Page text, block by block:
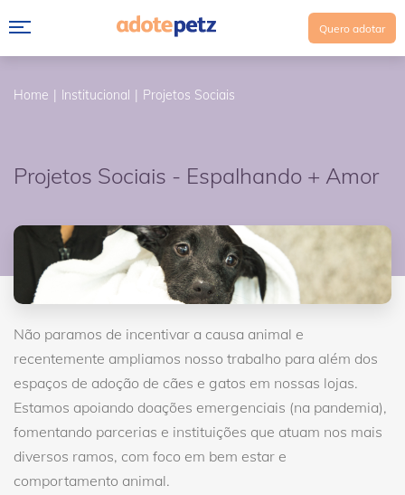
Quero adotar
Home Institucional Projetos Sociais
Projetos Sociais - Espalhando + Amor
Não paramos de incentivar a causa animal e
recentemente ampliamos nosso trabalho para além dos
espaços de adoção de cães e gatos em nossas lojas.
Estamos apoiando doações emergenciais (na pandemia),
fomentando parcerias e instituições que atuam nos mais
diversos ramos, com foco em bem estar e
comportamento animal.